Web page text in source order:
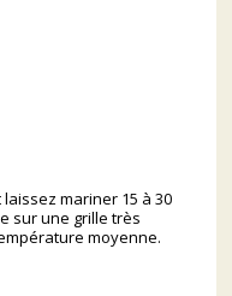
mariner 15 à 30
sur une grille très
moyenne.